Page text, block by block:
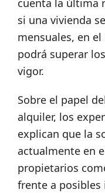
cuenta la última
si una vivienda
mensuales, en
podrá superar
vigor.
Sobre el papel
alquiler, los
explican que la
actualmente en
propietarios
frente a